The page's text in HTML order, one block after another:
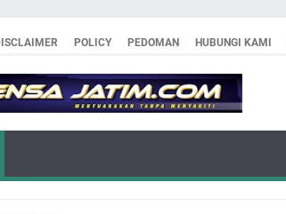
POLICY PEDOMAN HUBUNGI KAMI